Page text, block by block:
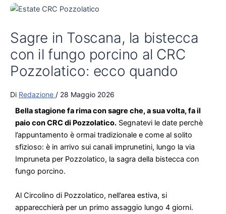
Sagre in Toscana, la bistecca
con il fungo porcino al CRC
Pozzolatico: ecco quando
Di Redazione / 28 Maggio 2026
Bella stagione fa rima con sagre che, a sua volta, fa il
paio con CRC di Pozzolatico. Segnatevi le date perchè
l’appuntamento è ormai tradizionale e come al solito
sfizioso: è in arrivo sui canali imprunetini, lungo la via
Impruneta per Pozzolatico, la sagra della bistecca con
fungo porcino.
Al Circolino di Pozzolatico, nell’area estiva, si
apparecchierà per un primo assaggio lungo 4 giorni.